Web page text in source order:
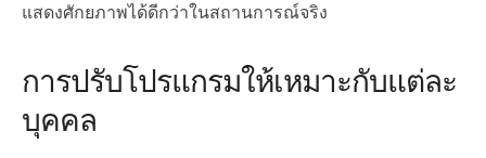
แสดงศักยภาพได้ดีกว่าในสถานการณ์จริง
การปรับโปรแกรมให้เหมาะกับแต่ละ
บุคคล